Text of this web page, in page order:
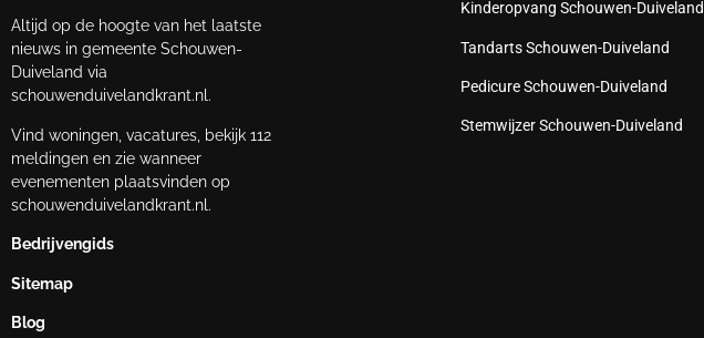
Altijd op de hoogte van het laatste
nieuws in gemeente Schouwen-
Duiveland via
schouwenduivelandkrant.nl.
Vind woningen, vacatures, bekijk 112
meldingen en zie wanneer
evenementen plaatsvinden op
schouwenduivelandkrant.nl.
Bedrijvengids
Sitemap
Blog
Kinderopvang Schouwen-Duiveland
Tandarts Schouwen-Duiveland
Pedicure Schouwen-Duiveland
Stemwijzer Schouwen-Duiveland